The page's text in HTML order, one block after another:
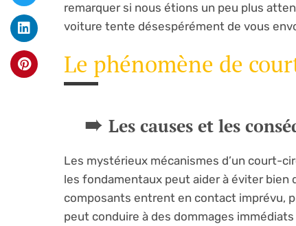
remarquer si nous étions un peu plus
voiture tente désespérément de vous
Le phénomène de
Les causes et les
Les mystérieux mécanismes d’un court-
les fondamentaux peut aider à éviter
composants entrent en contact imprévu,
peut conduire à des dommages